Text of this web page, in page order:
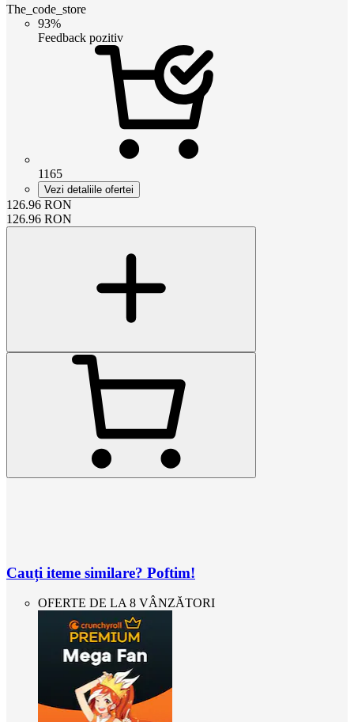
The_code_store
93%
Feedback pozitiv
1165
Vezi detaliile ofertei
126.96 RON
126.96 RON
Cauți iteme similare? Poftim!
OFERTE DE LA 8 VÂNZĂTORI